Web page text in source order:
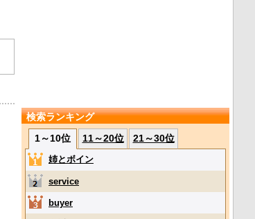
検索ランキング
1～10位
11～20位 21～30位
姉とボイン
service
buyer